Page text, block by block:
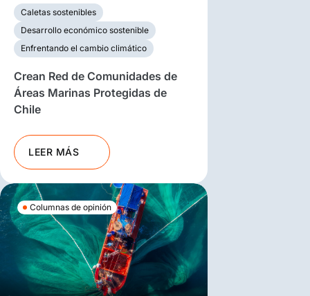
Caletas sostenibles
Desarrollo económico sostenible
Enfrentando el cambio climático
Crean Red de Comunidades de
Áreas Marinas Protegidas de
Chile
LEER MÁS
Columnas de opinión